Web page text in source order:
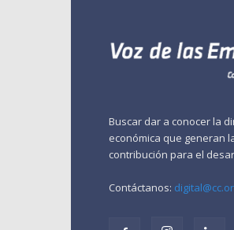
Buscar dar a conocer la
económica que generan
contribución para el
Contáctanos: